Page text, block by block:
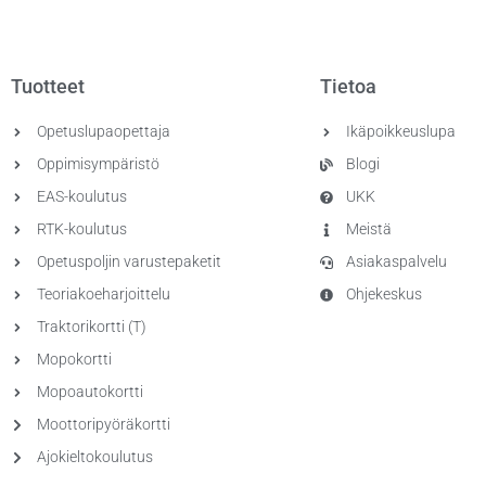
Tuotteet
Opetuslupaopettaja
Oppimisympäristö
EAS-koulutus
RTK-koulutus
Opetuspoljin varustepaketit
Teoriakoeharjoittelu
Traktorikortti (T)
Mopokortti
Mopoautokortti
Moottoripyöräkortti
Ajokieltokoulutus
Tietoa
Ikäpoikkeuslupa
Blogi
UKK
Meistä
Asiakaspalvelu
Ohjekeskus